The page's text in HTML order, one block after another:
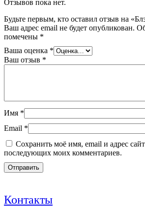
Отзывов пока нет.
Будьте первым, кто оставил отзыв на
Ваш адрес email не будет опубликован.
помечены *
Ваша оценка *
Ваш отзыв *
Имя *
Email *
Сохранить моё имя, email и адрес
последующих моих комментариев.
Контакты